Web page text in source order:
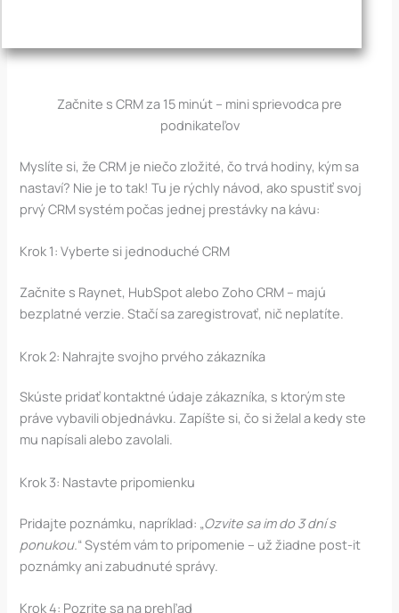
Začnite s CRM za 15 minút – mini sprievodca pre
podnikateľov
Myslíte si, že CRM je niečo zložité, čo trvá hodiny, kým sa
nastaví? Nie je to tak! Tu je rýchly návod, ako spustiť svoj
prvý CRM systém počas jednej prestávky na kávu:
Krok 1: Vyberte si jednoduché CRM
Začnite s Raynet, HubSpot alebo Zoho CRM – majú
bezplatné verzie. Stačí sa zaregistrovať, nič neplatíte.
Krok 2: Nahrajte svojho prvého zákazníka
Skúste pridať kontaktné údaje zákazníka, s ktorým ste
práve vybavili objednávku. Zapíšte si, čo si želal a kedy ste
mu napísali alebo zavolali.
Krok 3: Nastavte pripomienku
Pridajte poznámku, napríklad: „Ozvite sa im do 3 dní s
ponukou. “ Systém vám to pripomenie – už žiadne post-it
poznámky ani zabudnuté správy.
Krok 4: Pozrite sa na prehľad